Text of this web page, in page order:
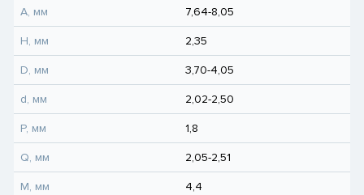
A, мм 7,64-8,05
H, мм 2,35
D, мм 3,70-4,05
d, мм 2,02-2,50
P, мм 1,8
Q, мм 2,05-2,51
M, мм 4,4